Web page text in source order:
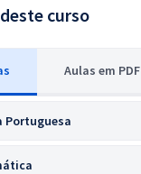
curso
Aulas em PDF
Portuguesa